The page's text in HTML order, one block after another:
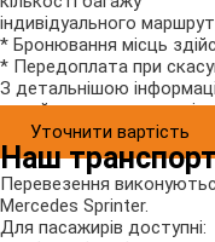
індивідуального
* Бронювання місць
* Передоплата при
З детальнішою
ознайомитись на
Уточнити вартість
Наш
Перевезення
Mercedes Sprinter.
Для пасажирів доступні: